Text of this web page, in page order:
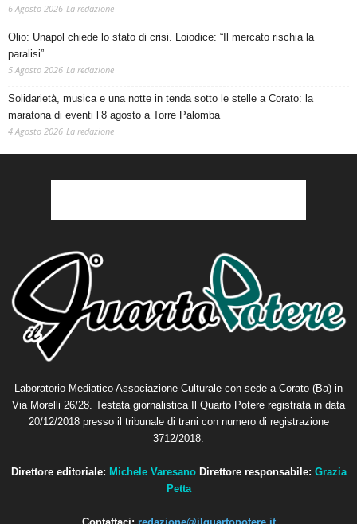
6 Agosto 2026 La redazione
Olio: Unapol chiede lo stato di crisi. Loiodice: “Il mercato rischia la
paralisi”
5 Agosto 2026 La redazione
Solidarietà, musica e una notte in tenda sotto le stelle a Corato: la
maratona di eventi l’8 agosto a Torre Palomba
4 Agosto 2026 La redazione
Laboratorio Mediatico Associazione Culturale con sede a Corato (Ba) in
Via Morelli 26/28. Testata giornalistica Il Quarto Potere registrata in data
20/12/2018 presso il tribunale di trani con numero di registrazione
3712/2018.
Direttore editoriale: Michele Varesano Direttore responsabile: Grazia
Petta